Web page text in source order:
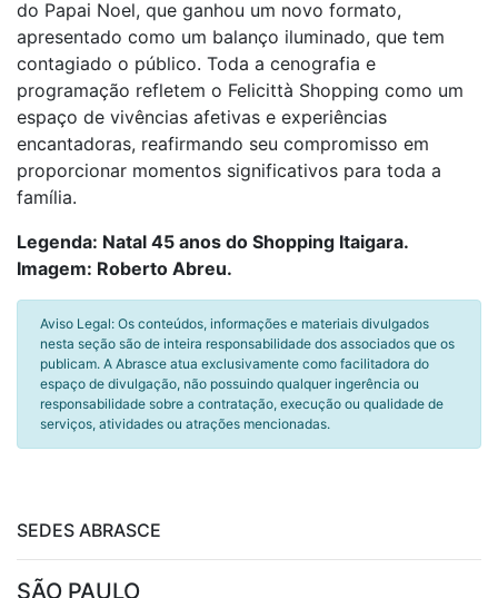
do Papai Noel, que ganhou um novo formato,
apresentado como um balanço iluminado, que tem
contagiado o público. Toda a cenografia e
programação refletem o Felicittà Shopping como um
espaço de vivências afetivas e experiências
encantadoras, reafirmando seu compromisso em
proporcionar momentos significativos para toda a
família.
Legenda: Natal 45 anos do Shopping Itaigara.
Imagem: Roberto Abreu.
Aviso Legal: Os conteúdos, informações e materiais divulgados
nesta seção são de inteira responsabilidade dos associados que os
publicam. A Abrasce atua exclusivamente como facilitadora do
espaço de divulgação, não possuindo qualquer ingerência ou
responsabilidade sobre a contratação, execução ou qualidade de
serviços, atividades ou atrações mencionadas.
SEDES ABRASCE
SÃO PAULO